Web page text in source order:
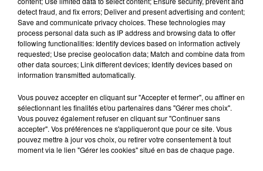
À LA UNE
detect fraud, and fix errors; Deliver and present advertising and content;
Save and communicate privacy choices. These technologies may
process personal data such as IP address and browsing data to offer
following functionalities: Identify devices based on information actively
requested; Use precise geolocation data; Match and combine data from
other data sources; Link different devices; Identify devices based on
information transmitted automatically.
Vous pouvez accepter en cliquant sur "Accepter et fermer", ou affiner en
sélectionnant les finalités et/ou partenaires dans "Gérer mes choix".
Vous pouvez également refuser en cliquant sur "Continuer sans
accepter". Vos préférences ne s'appliqueront que pour ce site. Vous
pouvez mettre à jour vos choix, ou retirer votre consentement à tout
moment via le lien "Gérer les cookies" situé en bas de chaque page.